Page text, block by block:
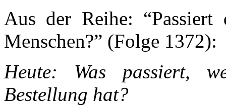
Aus der Reihe:
Menschen?” (Folge 1372):
Heute: Was passiert,
Bestellung hat?